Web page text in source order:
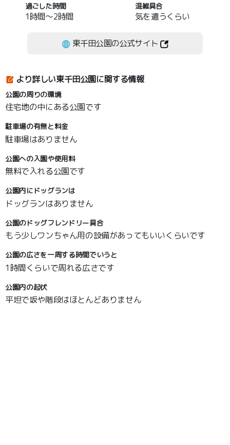
過ごした時間
1時間～2時間
混雑具合
気を遣うくらい
東千田公園の公式サイト
より詳しい東千田公園に関する情報
公園の周りの環境
住宅地の中にある公園です
駐車場の有無と料金
駐車場はありません
公園への入園や使用料
無料で入れる公園です
公園内にドッグランは
ドッグランはありません
公園のドッグフレンドリー具合
もう少しワンちゃん用の設備があってもいいくらいです
公園の広さを一周する時間でいうと
1時間くらいで周れる広さです
公園内の起伏
平坦で坂や階段はほとんどありません